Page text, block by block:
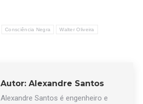
Consciência Negra Walter Oliveira
Autor: Alexandre Santos
Alexandre Santos é engenheiro e